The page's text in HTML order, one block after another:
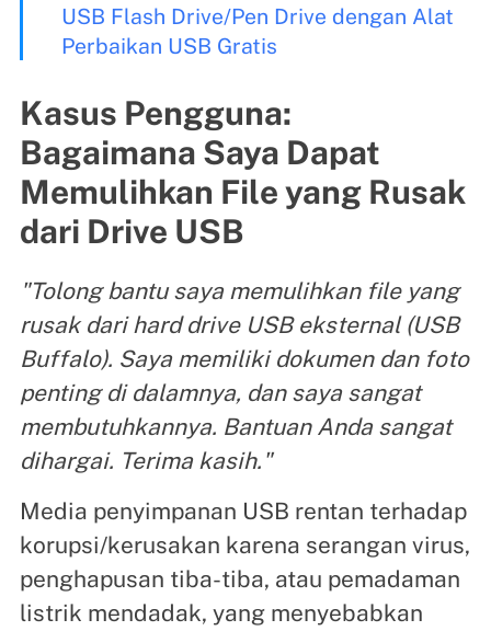
USB Flash Drive/Pen Drive dengan Alat
Perbaikan USB Gratis
Kasus Pengguna:
Bagaimana Saya Dapat
Memulihkan File yang Rusak
dari Drive USB
"Tolong bantu saya memulihkan file yang
rusak dari hard drive USB eksternal (USB
Buffalo). Saya memiliki dokumen dan foto
penting di dalamnya, dan saya sangat
membutuhkannya. Bantuan Anda sangat
dihargai. Terima kasih."
Media penyimpanan USB rentan terhadap
korupsi/kerusakan karena serangan virus,
penghapusan tiba-tiba, atau pemadaman
listrik mendadak, yang menyebabkan